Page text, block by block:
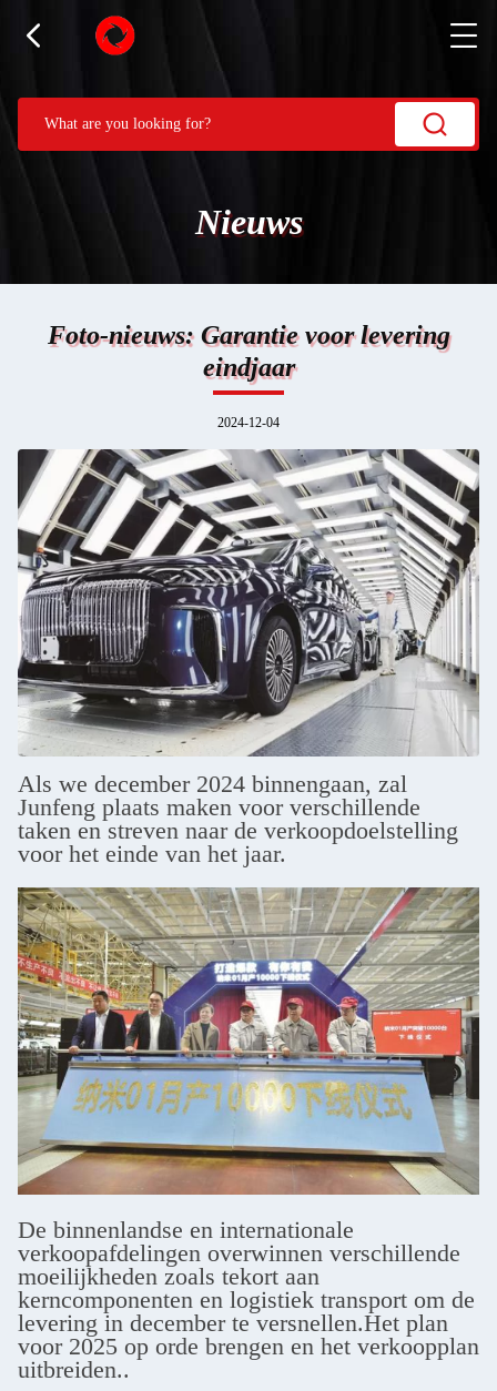
Nieuws
Foto-nieuws: Garantie voor levering
eindjaar
2024-12-04
Als we december 2024 binnengaan, zal
Junfeng plaats maken voor verschillende
taken en streven naar de verkoopdoelstelling
voor het einde van het jaar.
De binnenlandse en internationale
verkoopafdelingen overwinnen verschillende
moeilijkheden zoals tekort aan
kerncomponenten en logistiek transport om de
levering in december te versnellen.Het plan
voor 2025 op orde brengen en het verkoopplan
uitbreiden..